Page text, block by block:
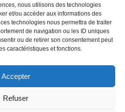
nous utilisons des technologies
et/ou accéder aux informations des
technologies nous permettra de traiter
de navigation ou les ID uniques
ou de retirer son consentement peut
caractéristiques et fonctions.
Accepter
Refuser